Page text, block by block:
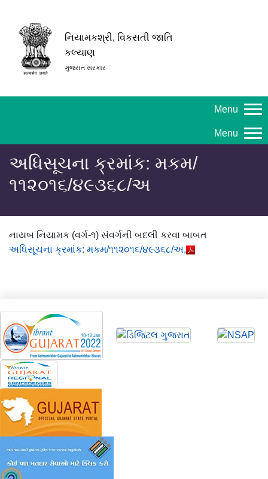
નિયામકશ્રી, વિકસતી જાતિ
કલ્યાણ
ગુજરાત સરકાર
Menu
Menu
અધિસૂચના ક્રમાંક: મકમ/
૧૧૨૦૧૬/૪૯૩૬૮/અ
નાયબ નિયામક (વર્ગ-૧) સંવર્ગની બદલી કરવા બાબત
અધિસૂચના ક્રમાંક: મકમ/૧૧૨૦૧૬/૪૯૩૬૮/અ,